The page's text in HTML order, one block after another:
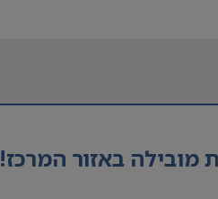
מובילה באזור המרכז!